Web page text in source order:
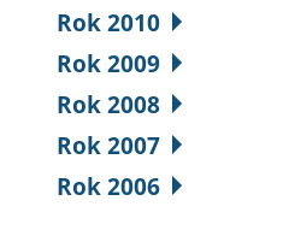
Rok 2010
Rok 2009
Rok 2008
Rok 2007
Rok 2006